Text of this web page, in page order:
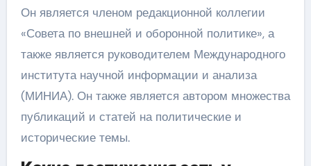
Он является членом редакционной коллегии
«Совета по внешней и оборонной политике», а
также является руководителем Международного
института научной информации и анализа
(МИНИА). Он также является автором множества
публикаций и статей на политические и
исторические темы.